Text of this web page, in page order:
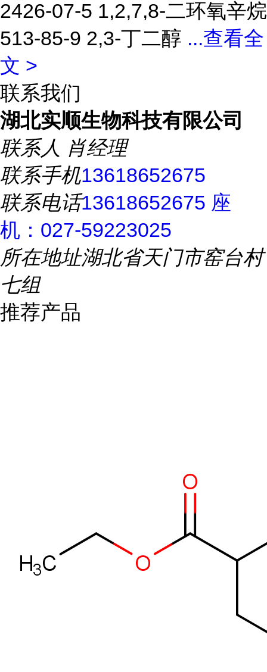
2426-07-5 1,2,7,8-二环氧辛烷
513-85-9 2,3-丁二醇 ...查看全
文 >
联系我们
湖北实顺生物科技有限公司
联系人 肖经理
联系手机13618652675
联系电话13618652675 座
机：027-59223025
所在地址湖北省天门市窑台村
七组
推荐产品